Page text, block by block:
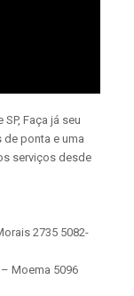
Faça já seu
ponta e uma
serviços desde
2735 5082-
– Moema 5096